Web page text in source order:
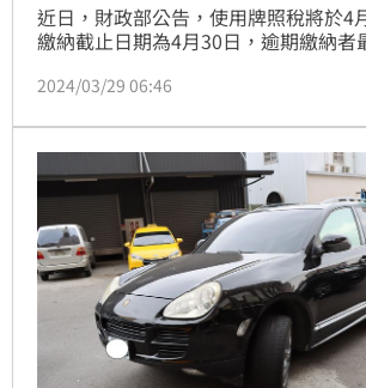
近日，財政部公告，使用牌照稅將於4
繳納截止日期為4月30日，逾期繳納者
輛，總稅額約為新台幣661.4億元，輛
2024/03/29 06:46